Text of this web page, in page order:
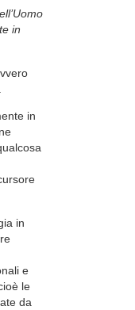
in
in
in
e
le
da